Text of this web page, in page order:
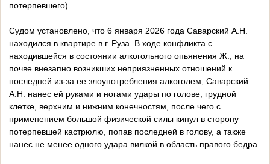
потерпевшего).
Судом установлено, что 6 января 2026 года Саварский А.Н.
находился в квартире в г. Руза. В ходе конфликта с
находившейся в состоянии алкогольного опьянения Ж., на
почве внезапно возникших неприязненных отношений к
последней из-за ее злоупотребления алкоголем, Саварский
А.Н. нанес ей руками и ногами удары по голове, грудной
клетке, верхним и нижним конечностям, после чего с
применением большой физической силы кинул в сторону
потерпевшей кастрюлю, попав последней в голову, а также
нанес не менее одного удара вилкой в область правого бедра.